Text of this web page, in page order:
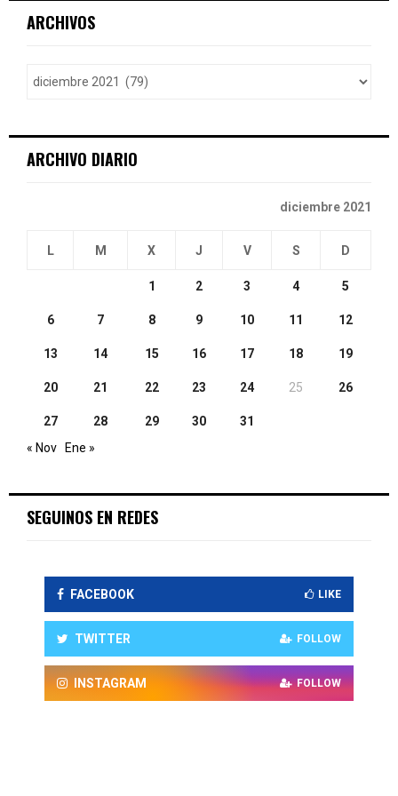
h
ARCHIVOS
ARCHIVO DIARIO
diciembre 2021
L M X J V S D
1 2 3 4 5
6 7 8 9 10 11 12
13 14 15 16 17 18 19
20 21 22 23 24 25 26
27 28 29 30
31
« Nov
Ene »
SEGUINOS EN REDES
FACEBOOK LIKE
TWITTER FOLLOW
INSTAGRAM FOLLOW